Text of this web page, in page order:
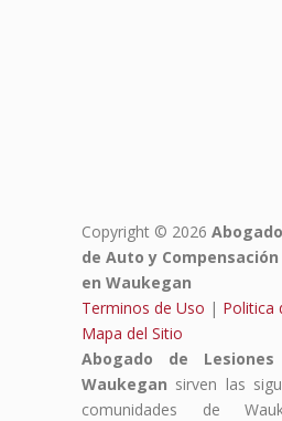
Copyright © 2026
de Auto y
en Waukegan
Terminos de Uso | Politica
Mapa del Sitio
Abogado de
Waukegan sirven las
comunidades de